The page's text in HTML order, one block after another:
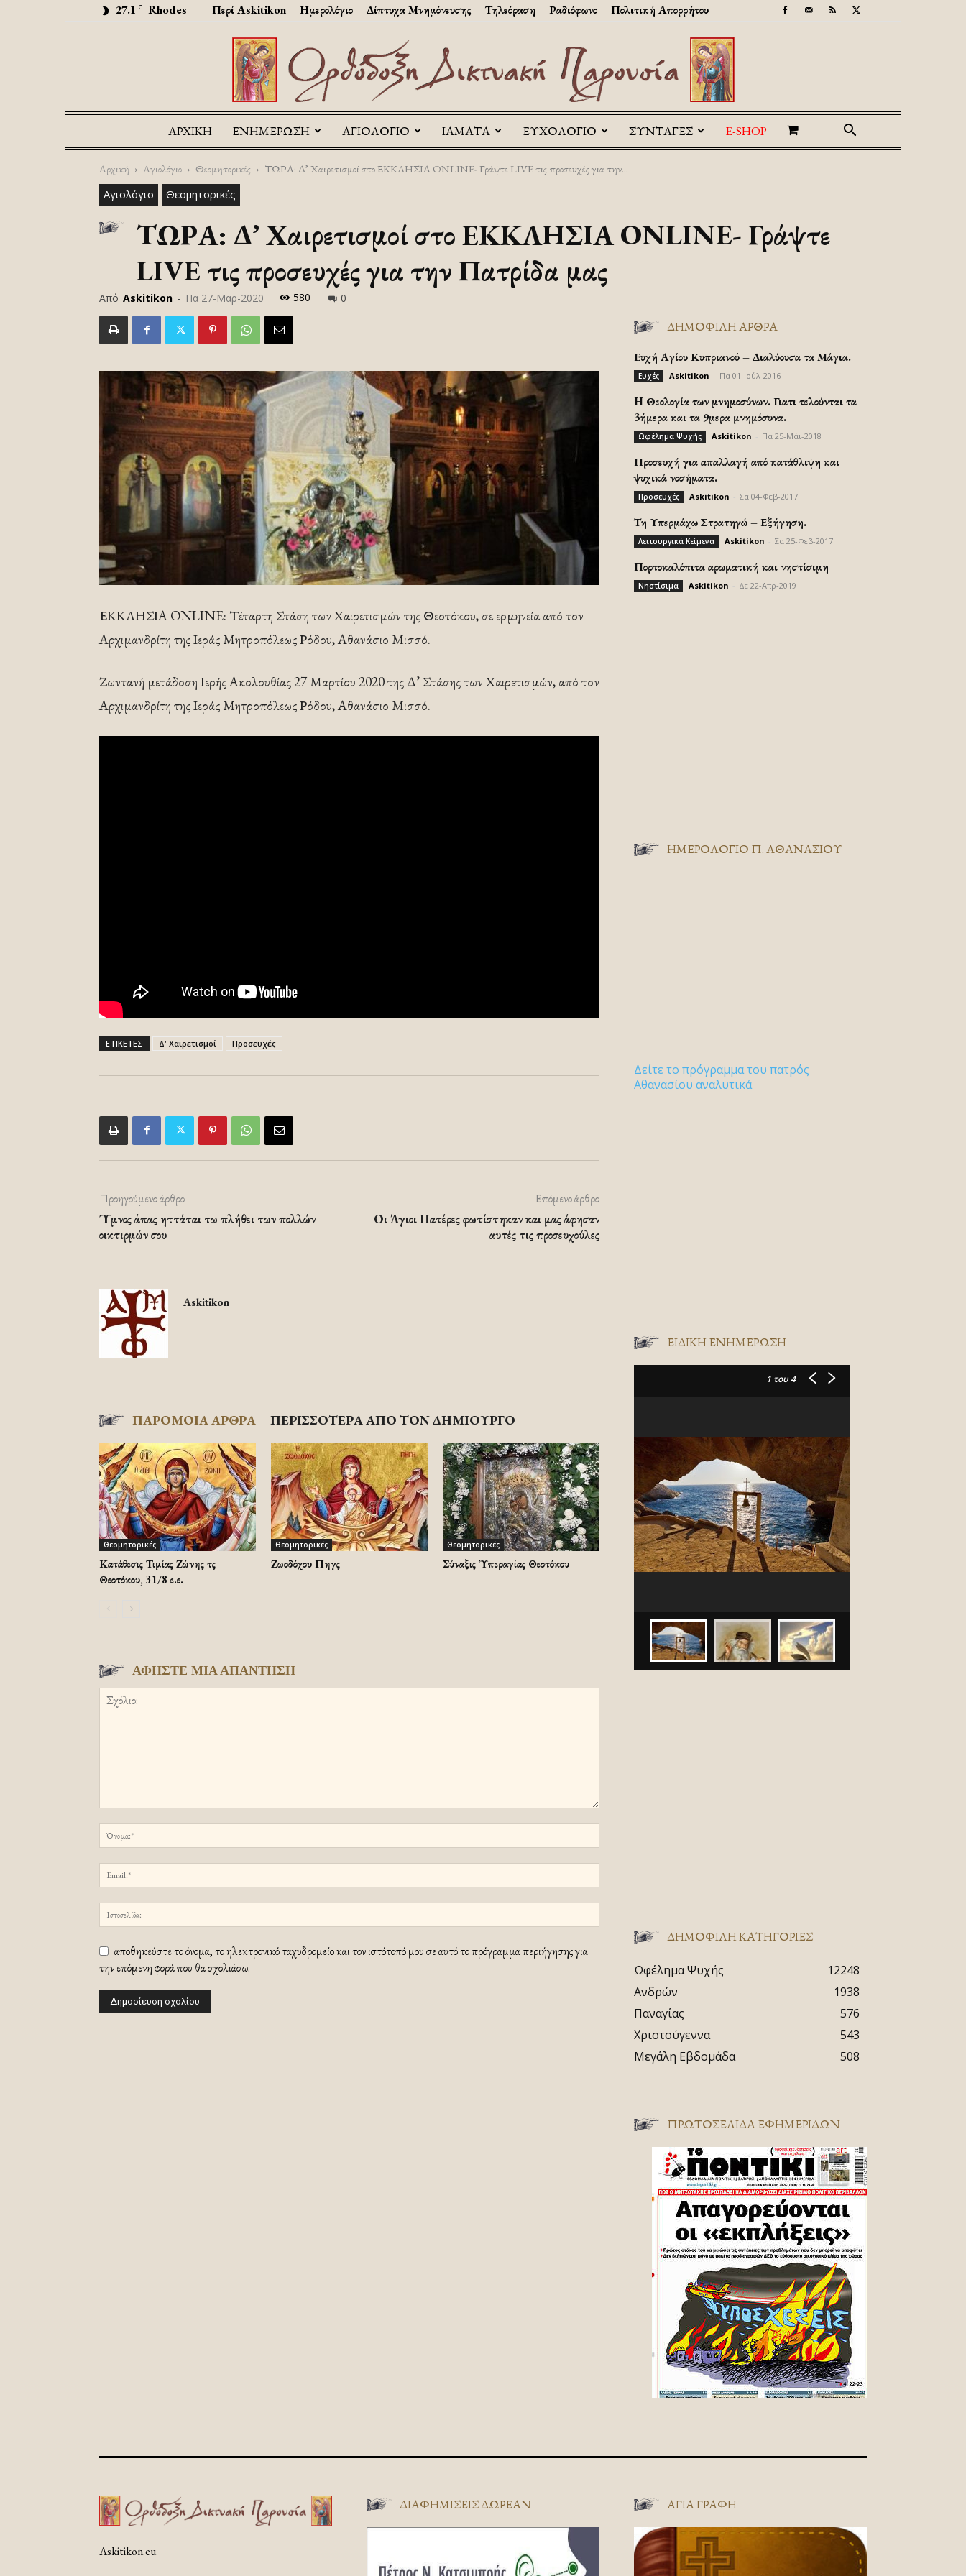
27.1 C Rhodes Περί Askitikon Ημερολόγιο Δίπτυχα Μνημόνευσης Τηλεόραση Ραδιόφωνο Πολιτική Απορρήτου
Askitikon
ΑΡΧΙΚΉ ΕΝΗΜΕΡΩΣΗ ΑΓΙΟΛΟΓΙΟ ΙΑΜΑΤΑ ΕΥΧΟΛΟΓΙΟ ΣΥΝΤΑΓΕΣ E-SHOP
Αρχική Αγιολόγιο Θεομητορικές ΤΩΡΑ: Δ’ Χαιρετισμοί στο ΕΚΚΛΗΣΙΑ ONLINE- Γράψτε LIVE τις προσευχές για την...
Αγιολόγιο Θεομητορικές
ΤΩΡΑ: Δ’ Χαιρετισμοί στο ΕΚΚΛΗΣΙΑ ONLINE- Γράψτε
LIVE τις προσευχές για την Πατρίδα μας
Από Askitikon - Πα 27-Μαρ-2020 580 0
ΕΚΚΛΗΣΙΑ ONLINE: Τέταρτη Στάση των Χαιρετισμών της Θεοτόκου, σε ερμηνεία από τον
Αρχιμανδρίτη της Ιεράς Μητροπόλεως Ρόδου, Αθανάσιο Μισσό.
Ζωντανή μετάδοση Ιερής Ακολουθίας 27 Μαρτίου 2020 της Δ’ Στάσης των Χαιρετισμών, από τον
Αρχιμανδρίτη της Ιεράς Μητροπόλεως Ρόδου, Αθανάσιο Μισσό.
ΕΤΙΚΕΤΕΣ Δ' Χαιρετισμοί Προσευχές
Προηγούμενο άρθρο
Ύμνος άπας ηττάται τω πλήθει των πολλών
οικτιρμών σου
Επόμενο άρθρο
Οι Άγιοι Πατέρες φωτίστηκαν και μας άφησαν
αυτές τις προσευχούλες
Askitikon
ΠΑΡΟΜΟΙΑ ΑΡΘΡΑ ΠΕΡΙΣΣΟΤΕΡΑ ΑΠΟ ΤΟΝ ΔΗΜΙΟΥΡΓΟ
Θεομητορικές
Κατάθεσις Τιμίας Ζώνης τῆς
Θεοτόκου, 31/8 ε.ε.
Θεομητορικές
Ζωοδόχου Πηγῆς
Θεομητορικές
Σύναξις Ὑπεραγίας Θεοτόκου
ΑΦΗΣΤΕ ΜΙΑ ΑΠΑΝΤΗΣΗ
αποθηκεύστε το όνομα, το ηλεκτρονικό ταχυδρομείο και τον ιστότοπό μου σε αυτό το πρόγραμμα περιήγησης για
την επόμενη φορά που θα σχολιάσω.
ΔΗΜΟΦΙΛΗ ΑΡΘΡΑ
Ευχή Αγίου Κυπριανού – Διαλύουσα τα Μάγια.
Ευχές Askitikon Πα 01-Ιούλ-2016
H Θεολογία των μνημοσύνων. Γιατι τελούνται τα
3ήμερα και τα 9μερα μνημόσυνα.
Ωφέλημα Ψυχής Askitikon Πα 25-Μάι-2018
Προσευχή για απαλλαγή από κατάθλιψη και
ψυχικά νοσήματα.
Προσευχές Askitikon Σα 04-Φεβ-2017
Τη Υπερμάχω Στρατηγώ – Εξήγηση.
Λειτουργικά Κείμενα Askitikon Σα 25-Φεβ-2017
Πορτοκαλόπιτα αρωματική και νηστίσιμη
Νηστίσιμα Askitikon Δε 22-Απρ-2019
ΗΜΕΡΟΛΟΓΙΟ Π. ΑΘΑΝΑΣΙΟΥ
Δείτε το πρόγραμμα του πατρός
Αθανασίου αναλυτικά
ΕΙΔΙΚΉ ΕΝΗΜΈΡΩΣΗ
1 του 4
ΔΗΜΟΦΙΛΗ ΚΑΤΗΓΟΡΙΕΣ
Ωφέλημα Ψυχής
12248
Ανδρών
1938
Παναγίας
576
Χριστούγεννα
543
Μεγάλη Εβδομάδα
508
ΠΡΩΤΟΣΈΛΙΔΑ ΕΦΗΜΕΡΊΔΩΝ
Askitikon.eu
ΔΙΑΦΗΜΊΣΕΙΣ ΔΩΡΕΆΝ ΑΓΊΑ ΓΡΑΦΉ